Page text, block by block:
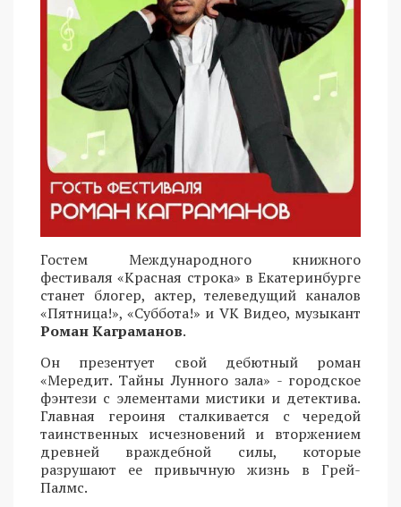
Гостем Международного книжного
фестиваля «Красная строка» в Екатеринбурге
станет блогер, актер, телеведущий каналов
«Пятница!», «Суббота!» и VK Видео, музыкант
Роман Каграманов.
Он презентует свой дебютный роман
«Мередит. Тайны Лунного зала» - городское
фэнтези с элементами мистики и детектива.
Главная героиня сталкивается с чередой
таинственных исчезновений и вторжением
древней враждебной силы, которые
разрушают ее привычную жизнь в Грей-
Палмс.